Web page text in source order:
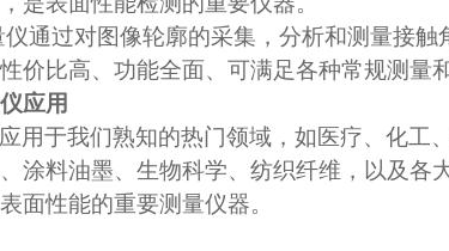
通过对图像轮廓的采集， 分析和测量接触
性价比高、功能全面、可满足各种常规测量
应用
用于我们熟知的热门领域，如医疗、化工
涂料油墨、生物科学、纺织纤维，以及各
面性能的重要测量仪器。